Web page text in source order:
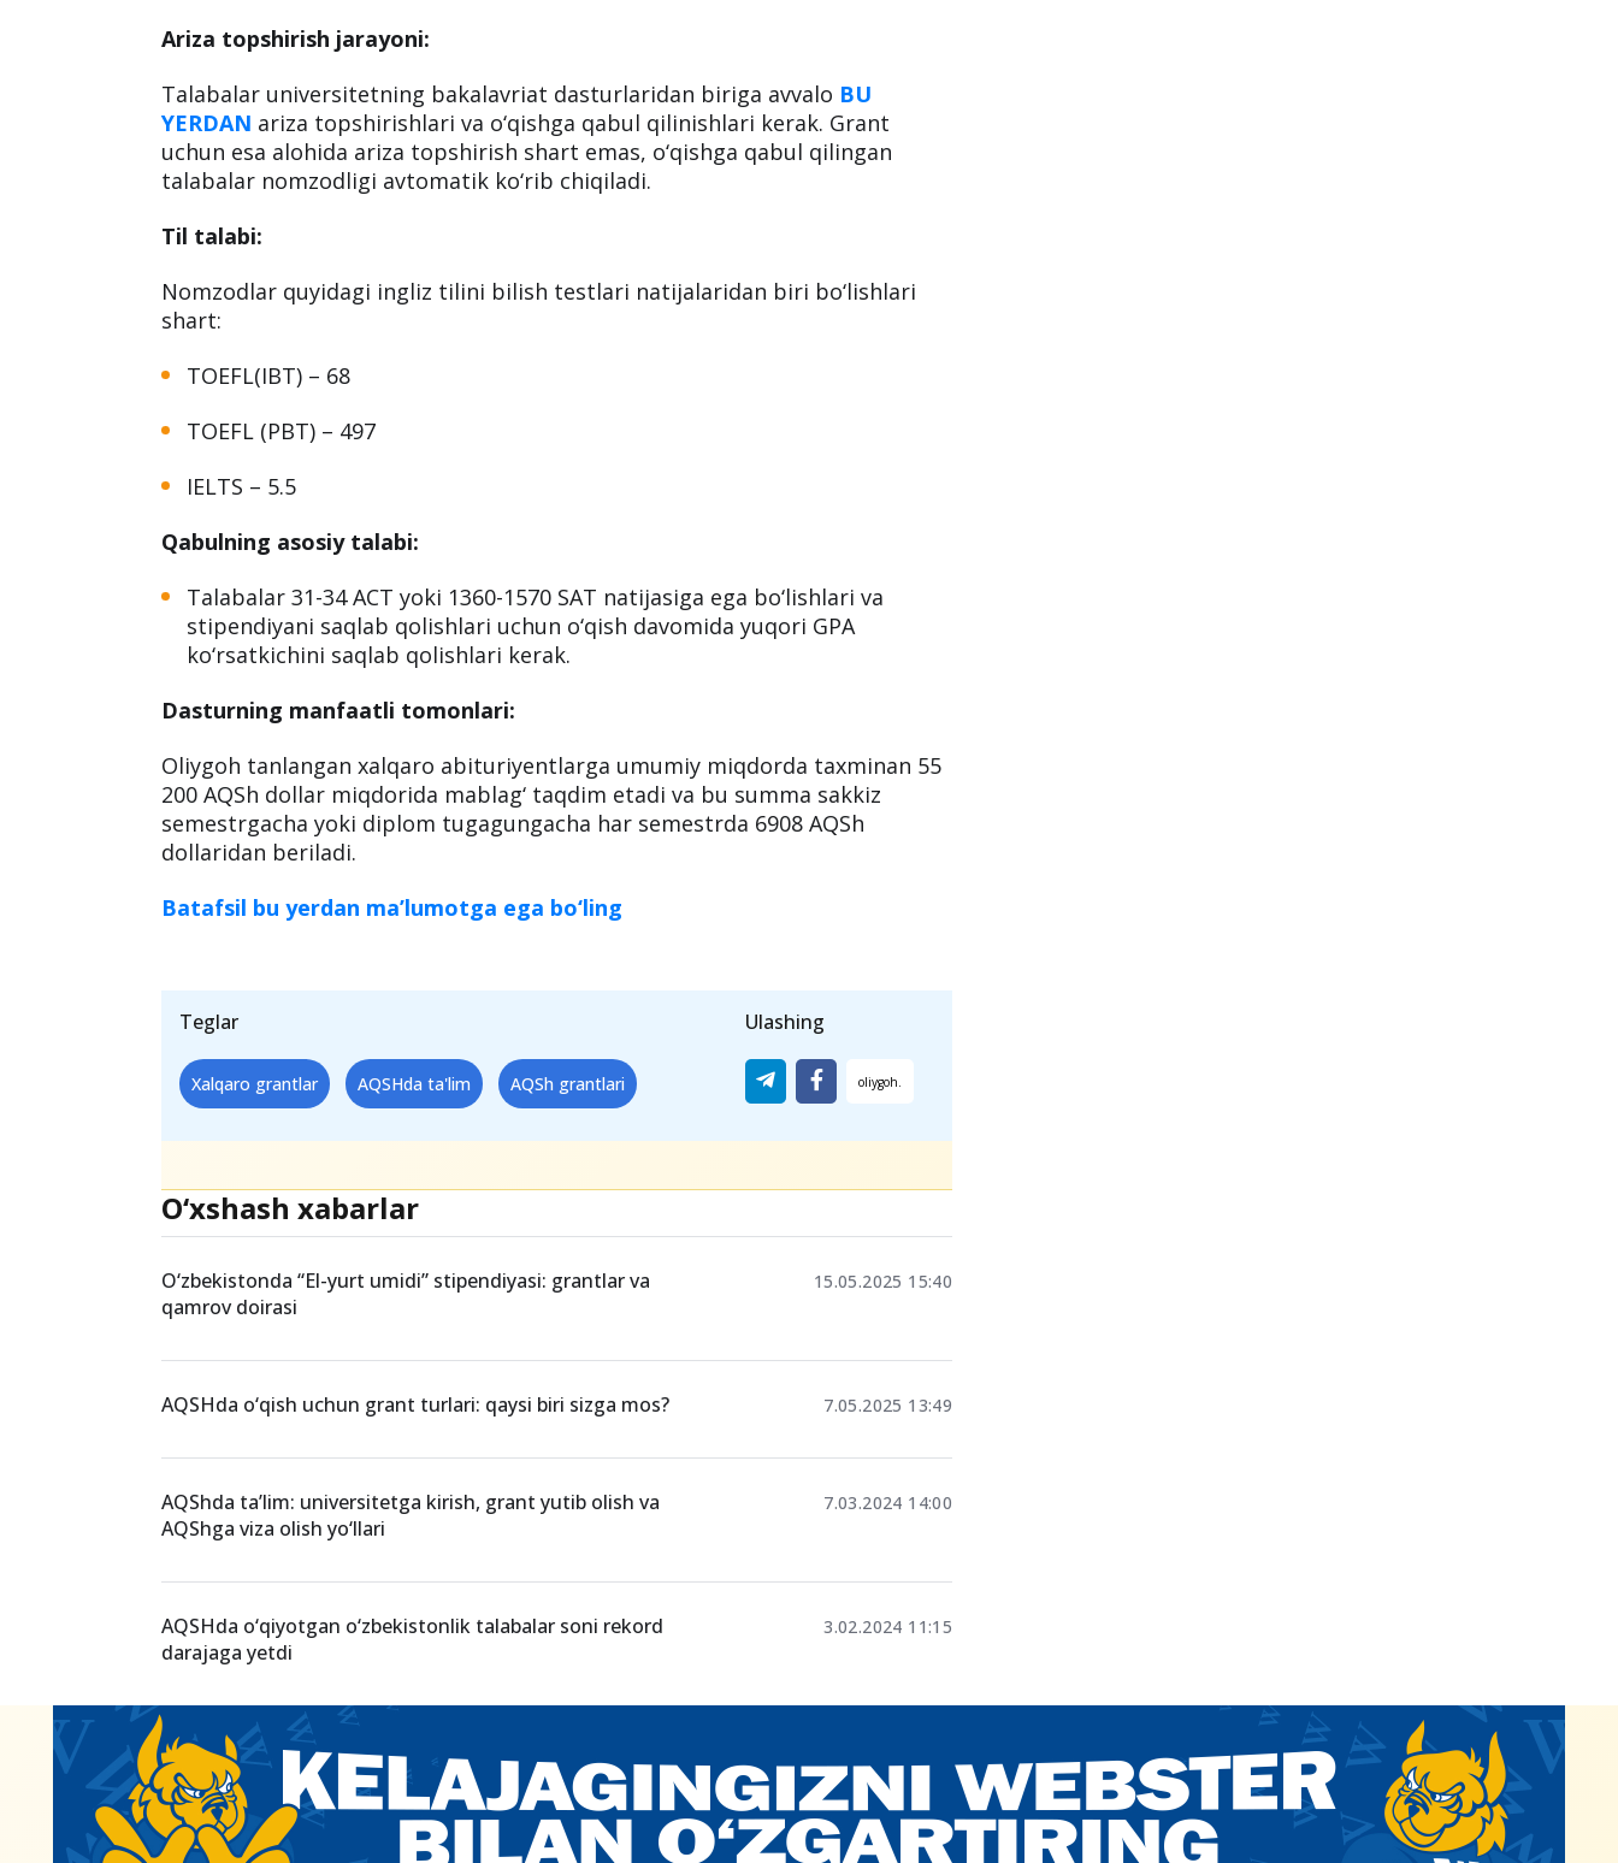
Ariza topshirish jarayoni:
Talabalar universitetning bakalavriat dasturlaridan biriga avvalo BU
YERDAN ariza topshirishlari va o‘qishga qabul qilinishlari kerak. Grant
uchun esa alohida ariza topshirish shart emas, o‘qishga qabul qilingan
talabalar nomzodligi avtomatik ko‘rib chiqiladi.
Til talabi:
Nomzodlar quyidagi ingliz tilini bilish testlari natijalaridan biri bo‘lishlari
shart:
TOEFL(IBT) – 68
TOEFL (PBT) – 497
IELTS – 5.5
Qabulning asosiy talabi:
Talabalar 31-34 ACT yoki 1360-1570 SAT natijasiga ega bo‘lishlari va
stipendiyani saqlab qolishlari uchun o‘qish davomida yuqori GPA
ko‘rsatkichini saqlab qolishlari kerak.
Dasturning manfaatli tomonlari:
Oliygoh tanlangan xalqaro abituriyentlarga umumiy miqdorda taxminan 55
200 AQSh dollar miqdorida mablag‘ taqdim etadi va bu summa sakkiz
semestrgacha yoki diplom tugagungacha har semestrda 6908 AQSh
dollaridan beriladi.
Batafsil bu yerdan ma’lumotga ega bo‘ling
Teglar
Xalqaro grantlar AQSHda ta'lim AQSh grantlari
Ulashing
O‘xshash xabarlar
O‘zbekistonda “El-yurt umidi” stipendiyasi: grantlar va
qamrov doirasi
15.05.2025 15:40
AQSHda o‘qish uchun grant turlari: qaysi biri sizga mos? 7.05.2025 13:49
AQShda ta’lim: universitetga kirish, grant yutib olish va
AQShga viza olish yo‘llari
7.03.2024 14:00
AQSHda o‘qiyotgan o‘zbekistonlik talabalar soni rekord
darajaga yetdi
3.02.2024 11:15